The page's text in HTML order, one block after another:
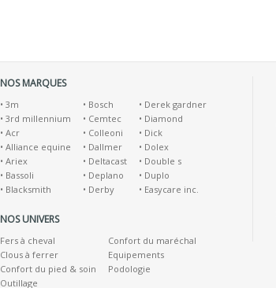
NOS MARQUES
• 3m
• 3rd millennium
• Acr
• Alliance equine
• Ariex
• Bassoli
• Blacksmith
• Bosch
• Cemtec
• Colleoni
• Dallmer
• Deltacast
• Deplano
• Derby
• Derek gardner
• Diamond
• Dick
• Dolex
• Double s
• Duplo
• Easycare inc.
NOS UNIVERS
Fers à cheval
Clous à ferrer
Confort du pied & soin
Outillage
Confort du maréchal
Equipements
Podologie